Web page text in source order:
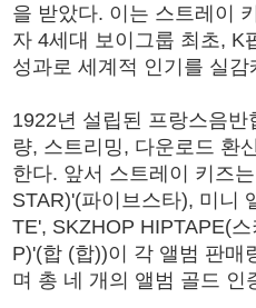
을 받았다. 이는 스트레이
자 4세대 보이그룹 최초, K
성과로 세계적 인기를 실감
1922년 설립된 프랑스음
량, 스트리밍, 다운로드 환
한다. 앞서 스트레이 키
STAR)'(파이브스타), 미니
TE', SKZHOP HIPTAPE(
P)'(합 (합))이 각 앨범 판매
며 총 네 개의 앨범 골드 인